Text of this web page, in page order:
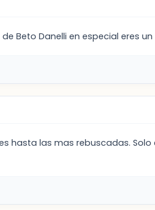
Beto Danelli en especial eres un
hasta las mas rebuscadas. Solo